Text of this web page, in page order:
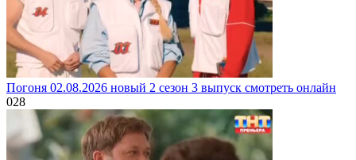
Погоня 02.08.2026 новый 2 сезон 3 выпуск смотреть онлайн
028